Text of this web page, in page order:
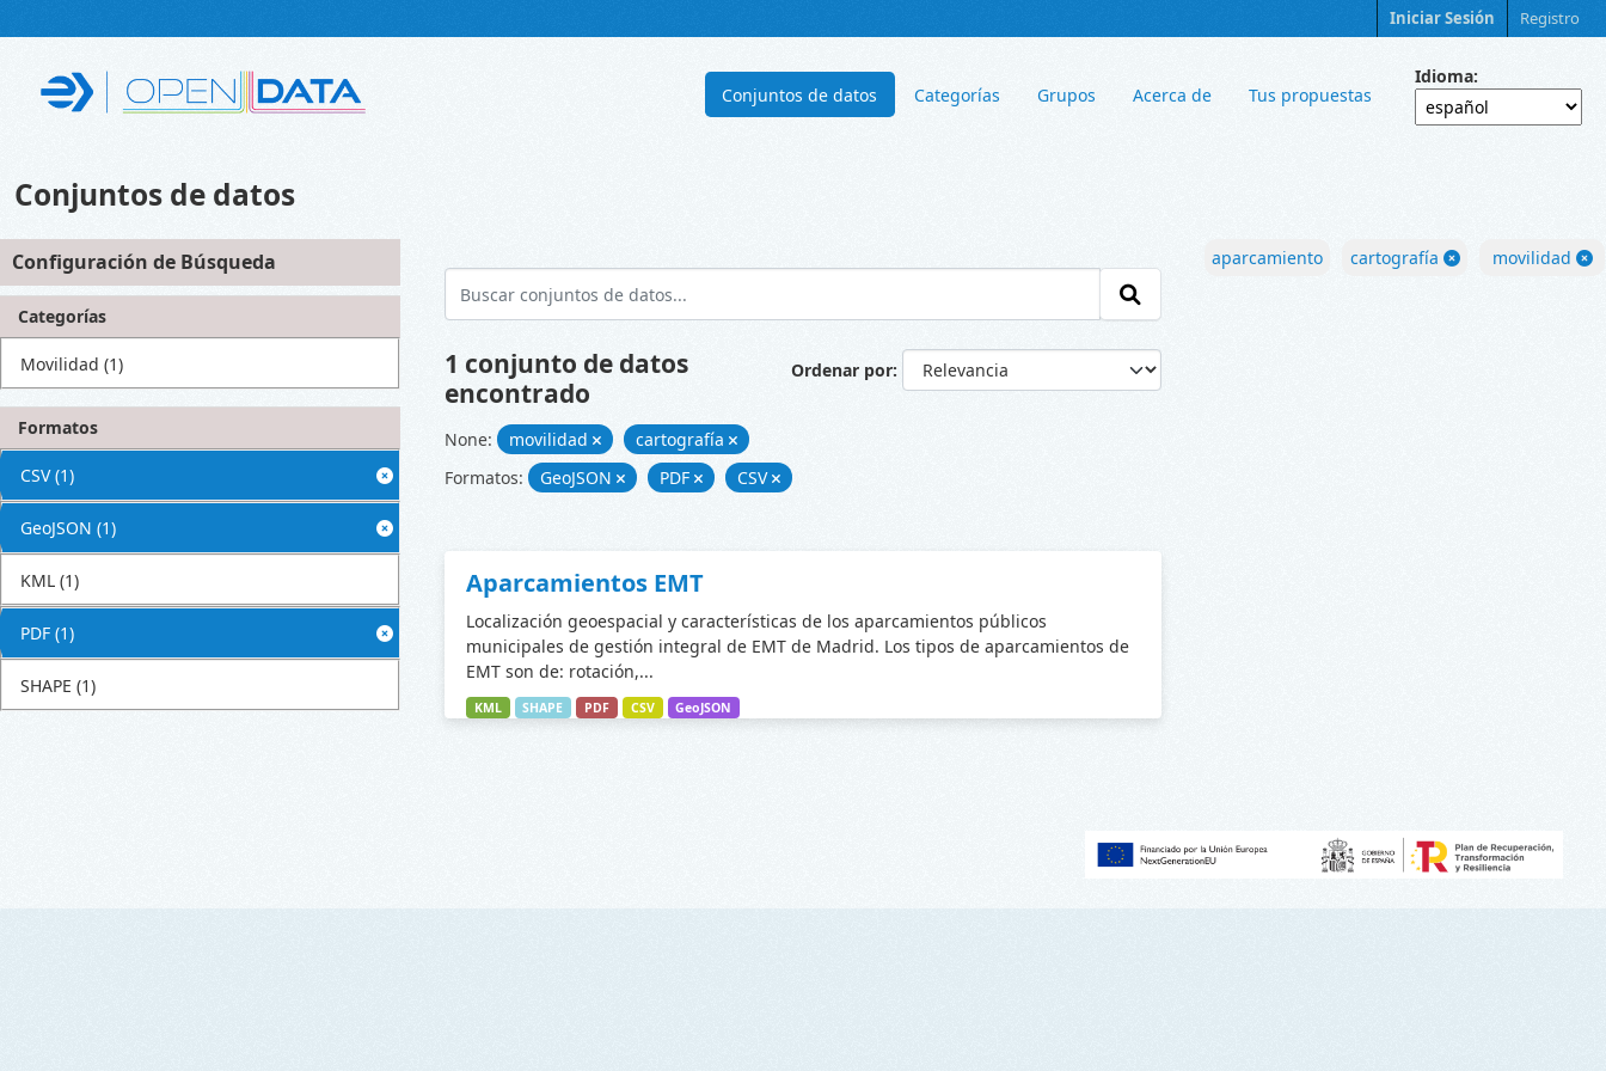
Iniciar Sesión Registro
Conjuntos de datos Categorías Grupos Acerca de Tus propuestas
Idioma
Conjuntos de datos
Configuración de Búsqueda
Categorías
Movilidad (1)
Formatos
CSV (1)
GeoJSON (1)
KML (1)
PDF (1)
SHAPE (1)
Ordenar por
1 conjunto de datos
encontrado
None: movilidad
cartografía
Formatos:
GeoJSON PDF CSV
Aparcamientos EMT
Localización geoespacial y características de los aparcamientos públicos
municipales de gestión integral de EMT de Madrid. Los tipos de aparcamientos de
EMT son de: rotación,...
KML SHAPE PDF CSV GeoJSON
aparcamiento cartografía movilidad